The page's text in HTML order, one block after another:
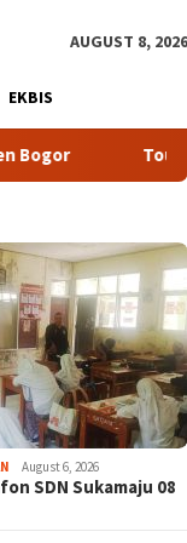
AUGUST 8, 2026
EKBIS
Tour Malasari
August 6, 2026
SDN Sukamaju 08